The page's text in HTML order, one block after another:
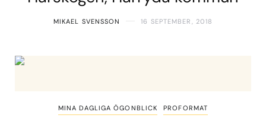
MIKAEL SVENSSON 16 SEPTEMBER, 2018
MINA DAGLIGA ÖGONBLICK PROFORMAT